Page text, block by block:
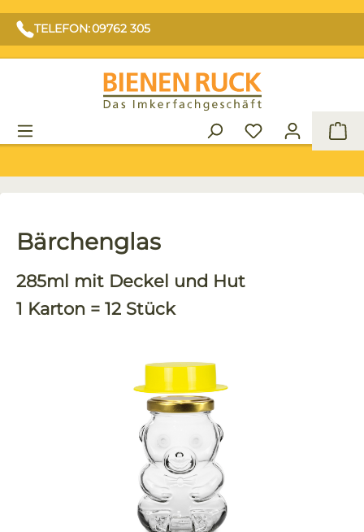
TELEFON: 09762 305
Bärchenglas
285ml mit Deckel und Hut
1 Karton = 12 Stück
Bildergalerie überspringen